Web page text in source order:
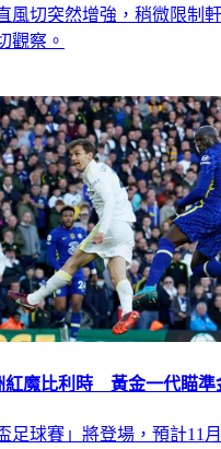
風切突然增強，稍微限制
觀察。
紅魔比利時 黃金一代瞄準
足球賽」將登場，預計11